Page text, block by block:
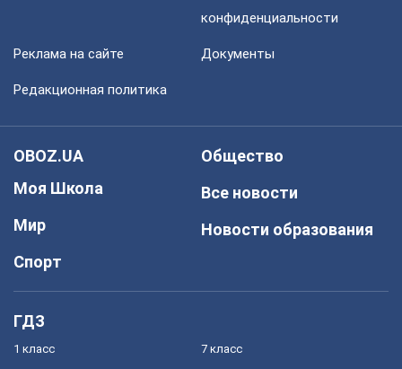
конфиденциальности
Реклама на сайте Документы
Редакционная политика
OBOZ.UA
Моя Школа
Мир
Спорт
Общество
Все новости
Новости образования
ГДЗ
1 класс 7 класс